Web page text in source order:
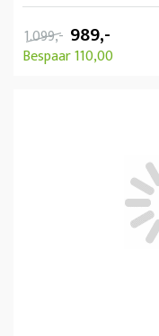
1.099,- 989,-
Bespaar 110,00